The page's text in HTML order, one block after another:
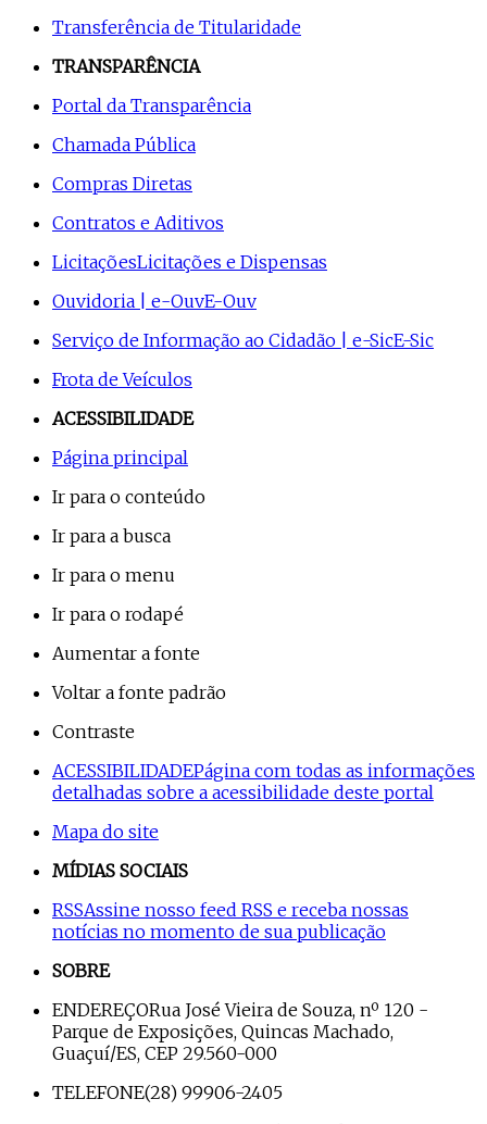
Transferência de Titularidade
TRANSPARÊNCIA
Portal da Transparência
Chamada Pública
Compras Diretas
Contratos e Aditivos
LicitaçõesLicitações e Dispensas
Ouvidoria | e-OuvE-Ouv
Serviço de Informação ao Cidadão | e-SicE-Sic
Frota de Veículos
ACESSIBILIDADE
Página principal
Ir para o conteúdo
Ir para a busca
Ir para o menu
Ir para o rodapé
Aumentar a fonte
Voltar a fonte padrão
Contraste
ACESSIBILIDADEPágina com todas as informações
detalhadas sobre a acessibilidade deste portal
Mapa do site
MÍDIAS SOCIAIS
RSSAssine nosso feed RSS e receba nossas
notícias no momento de sua publicação
SOBRE
ENDEREÇORua José Vieira de Souza, nº 120 -
Parque de Exposições, Quincas Machado,
Guaçuí/ES, CEP 29.560-000
TELEFONE(28) 99906-2405